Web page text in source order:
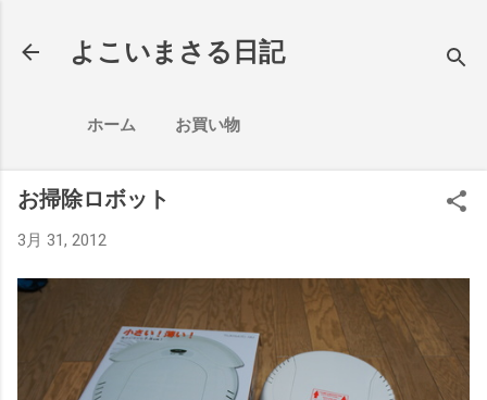
よこいまさる日記
ホーム お買い物
お掃除ロボット
3月 31, 2012